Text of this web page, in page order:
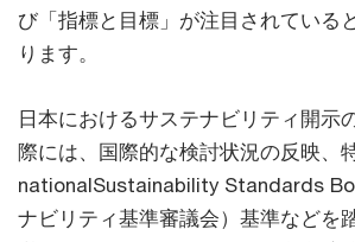
び「指標と目標」が注目されている
ります。
日本におけるサステナビリティ開示
際には、国際的な検討状況の反映、
nationalSustainability Standards
ナビリティ基準審議会）基準などを